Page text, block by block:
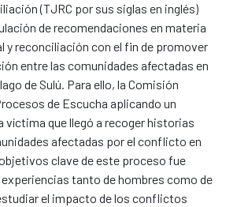
(TJRC por sus siglas en inglés)
de recomendaciones en materia
y reconciliación con el fin de promover
entre las comunidades afectadas en
de Sulú. Para ello, la Comisión
de Escucha aplicando un
víctima que llegó a recoger historias
afectadas por el conflicto en
clave de este proceso fue
tanto de hombres como de
el impacto de los conflictos